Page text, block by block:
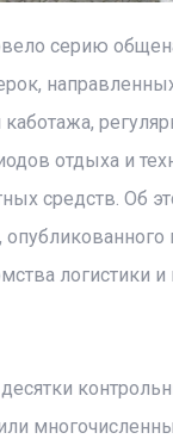
серию
отдыха и
средств. Об
логистики и